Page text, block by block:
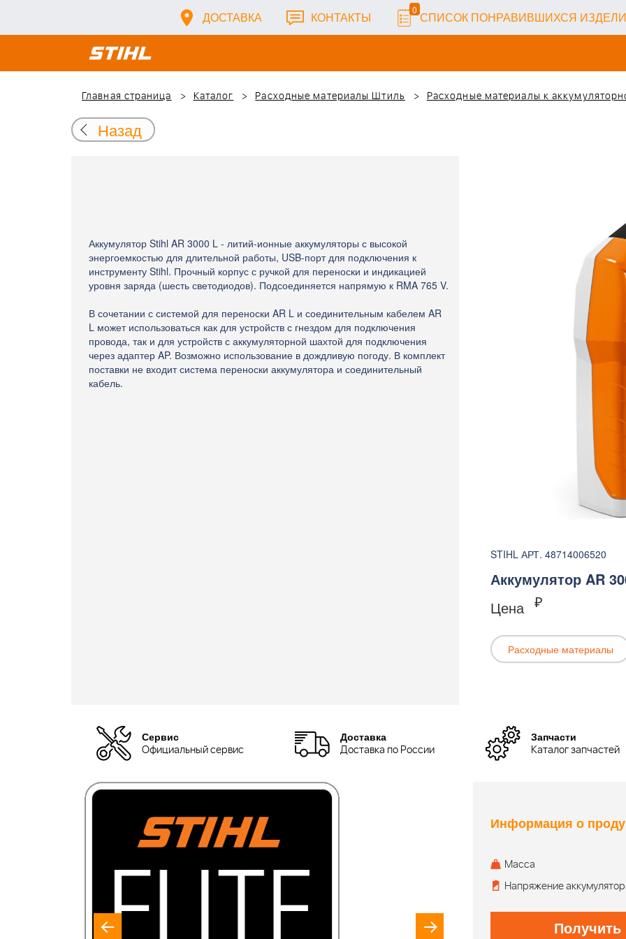
ДОСТАВКА КОНТАКТЫ 0 СПИСОК ПОНРАВИВШИХСЯ
Главная страница Каталог Расходные материалы Штиль Расходные материалы к
Назад
Аккумулятор Stihl AR 3000 L - литий-ионные аккумуляторы с высокой
энергоемкостью для длительной работы, USB-порт для подключения к
инструменту Stihl. Прочный корпус с ручкой для переноски и индикацией
уровня заряда (шесть светодиодов). Подсоединяется напрямую к RMA 765 V.
В сочетании с системой для переноски AR L и соединительным кабелем AR
L может использоваться как для устройств с гнездом для подключения
провода, так и для устройств с аккумуляторной шахтой для подключения
через адаптер AP. Возможно использование в дождливую погоду. В комплект
поставки не входит система переноски аккумулятора и соединительный
кабель.
STIHL АРТ. 48714006520
Аккумулятор AR
Цена ₽
Расходные материалы
Сервис
Официальный сервис
Доставка
Доставка по России
Запчасти
Каталог запчастей
Информация о
Масса
Напряжение